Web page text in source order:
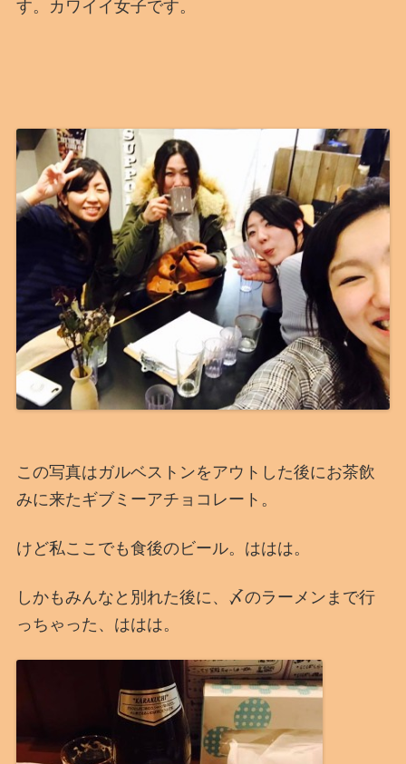
す。カワイイ女子です。
この写真はガルベストンをアウトした後にお茶飲
みに来たギブミーアチョコレート。
けど私ここでも食後のビール。ははは。
しかもみんなと別れた後に、〆のラーメンまで行
っちゃった、ははは。